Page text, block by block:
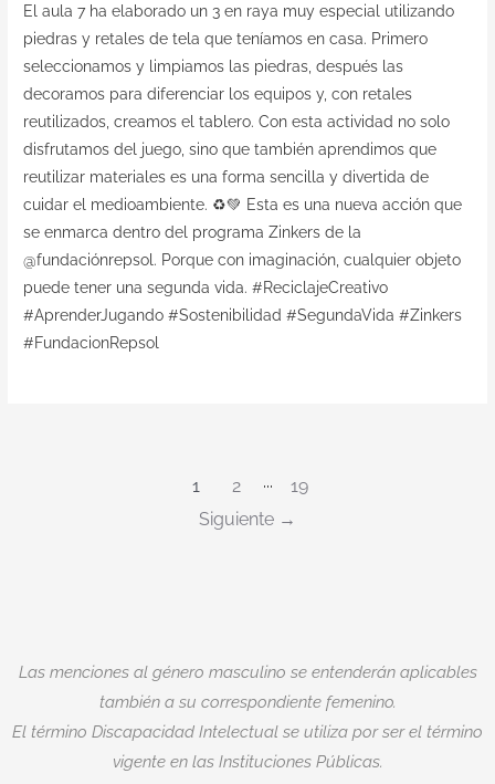
El aula 7 ha elaborado un 3 en raya muy especial utilizando
piedras y retales de tela que teníamos en casa. Primero
seleccionamos y limpiamos las piedras, después las
decoramos para diferenciar los equipos y, con retales
reutilizados, creamos el tablero. Con esta actividad no solo
disfrutamos del juego, sino que también aprendimos que
reutilizar materiales es una forma sencilla y divertida de
cuidar el medioambiente. ♻️💚 Esta es una nueva acción que
se enmarca dentro del programa Zinkers de la
@fundaciónrepsol. Porque con imaginación, cualquier objeto
puede tener una segunda vida. #ReciclajeCreativo
#AprenderJugando #Sostenibilidad #SegundaVida #Zinkers
#FundacionRepsol
1 2 ···
19
Siguiente
Las menciones al género masculino se entenderán aplicables
también a su correspondiente femenino.
El término Discapacidad Intelectual se utiliza por ser el término
vigente en las Instituciones Públicas.